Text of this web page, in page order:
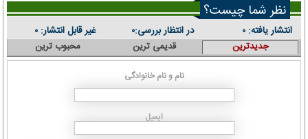
نظر شما چیست؟
انتشار یافته: ۰ در انتظار بررسی:۰ غیر قابل انتشار: ۰
جدیدترین قدیمی ترین محبوب ترین
نام و نام خانوادگی
ایمیل